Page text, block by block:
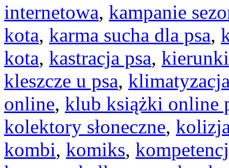
internetowa, kampanie
kota, karma sucha dla psa,
kota, kastracja psa,
kleszcze u psa,
online, klub książki online
kolektory słoneczne,
kombi, komiks,